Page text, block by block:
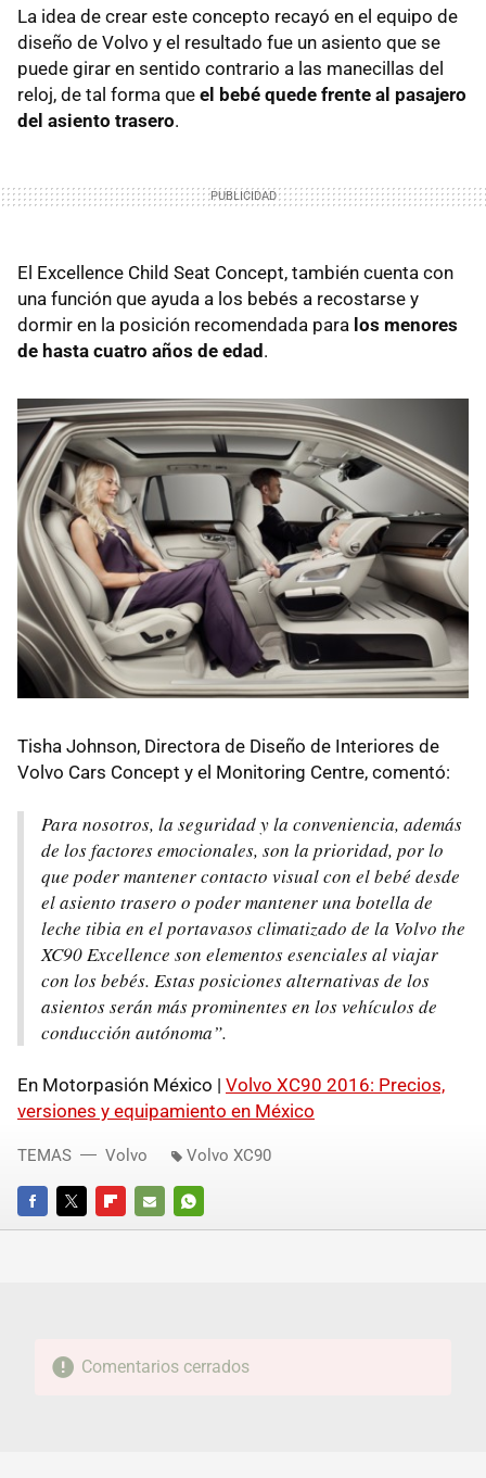
La idea de crear este concepto recayó en el equipo de
diseño de Volvo y el resultado fue un asiento que se
puede girar en sentido contrario a las manecillas del
reloj, de tal forma que el bebé quede frente al pasajero
del asiento trasero.
El Excellence Child Seat Concept, también cuenta con
una función que ayuda a los bebés a recostarse y
dormir en la posición recomendada para los menores
de hasta cuatro años de edad.
Tisha Johnson, Directora de Diseño de Interiores de
Volvo Cars Concept y el Monitoring Centre, comentó:
Para nosotros, la seguridad y la conveniencia, además
de los factores emocionales, son la prioridad, por lo
que poder mantener contacto visual con el bebé desde
el asiento trasero o poder mantener una botella de
leche tibia en el portavasos climatizado de la Volvo the
XC90 Excellence son elementos esenciales al viajar
con los bebés. Estas posiciones alternativas de los
asientos serán más prominentes en los vehículos de
conducción autónoma”.
En Motorpasión México | Volvo XC90 2016: Precios,
versiones y equipamiento en México
FACEBOOKTWITTERFLIPBOARD
E-
WHATSAPP
TEMAS Volvo Volvo XC90
Comentarios cerrados